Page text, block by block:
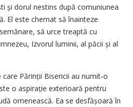
și dorul nestins după comuniunea
El este chemat să înainteze
să urce treaptă cu
Izvorul luminii, al păcii și al
Părinții Bisericii au numit‑o
o aspirație exterioară pentru
omenească. Ea se desfășoară în